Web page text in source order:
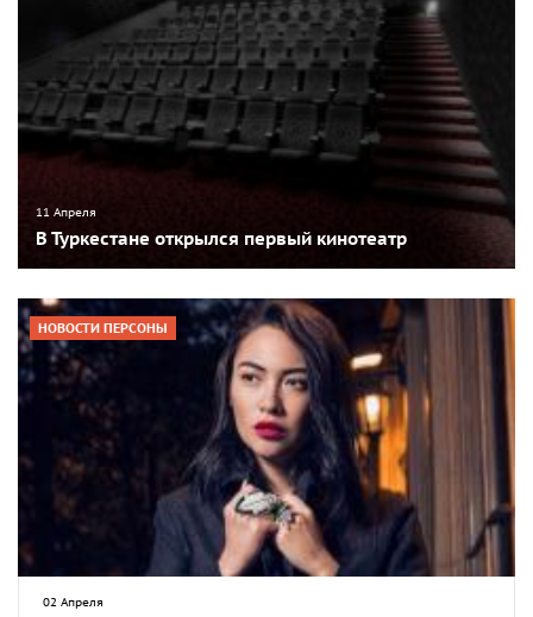
11 Апреля
В Туркестане открылся первый кинотеатр
НОВОСТИ ПЕРСОНЫ
02 Апреля